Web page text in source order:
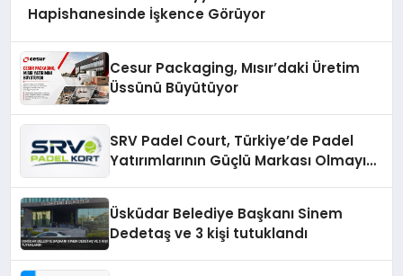
Hapishanesinde İşkence Görüyor
Cesur Packaging, Mısır’daki Üretim
Üssünü Büyütüyor
SRV Padel Court, Türkiye’de Padel
Yatırımlarının Güçlü Markası Olmayı
Üsküdar Belediye Başkanı Sinem
Dedetaş ve 3 kişi tutuklandı